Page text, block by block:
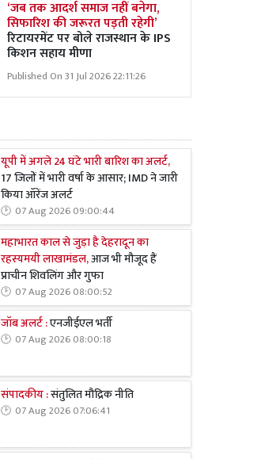
‘जब तक आदर्श समाज नहीं बनेगा,
सिफारिश की जरूरत पड़ती रहेगी’
रिटायरमेंट पर बोले राजस्थान के IPS
किशन सहाय मीणा
Published On 31 Jul 2026 22:11:26
यूपी में अगले 24 घंटे भारी बारिश का अलर्ट,
17 जिलों में भारी वर्षा के आसार; IMD ने जारी
किया ऑरेंज अलर्ट
07 Aug 2026 09:00:44
महाभारत काल से जुड़ा है देहरादून का
रहस्यमयी लाखामंडल,आज भी मौजूद हैं
प्राचीन शिवलिंग और गुफा
07 Aug 2026 08:00:52
जॉब अलर्ट :एनजीईएल भर्ती
07 Aug 2026 08:00:18
संपादकीय :संतुलित मौद्रिक नीति
07 Aug 2026 07:06:41